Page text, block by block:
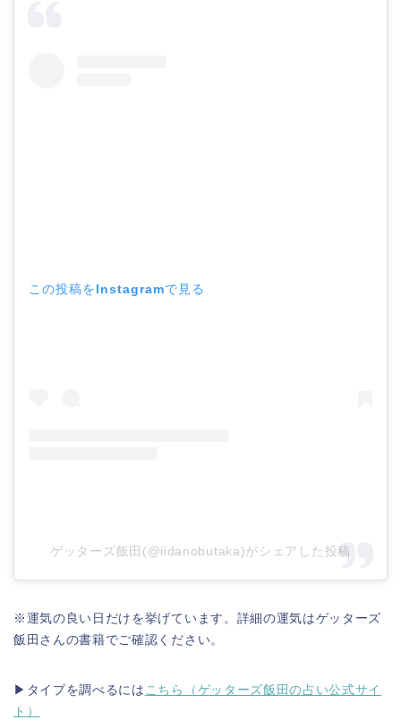
この投稿をInstagramで見る
ゲッターズ飯田(@iidanobutaka)がシェアした投稿
※運気の良い日だけを挙げています。詳細の運気はゲッターズ
飯田さんの書籍でご確認ください。
▶タイプを調べるには こちら（ゲッターズ飯田の占い公式サイ
ト）